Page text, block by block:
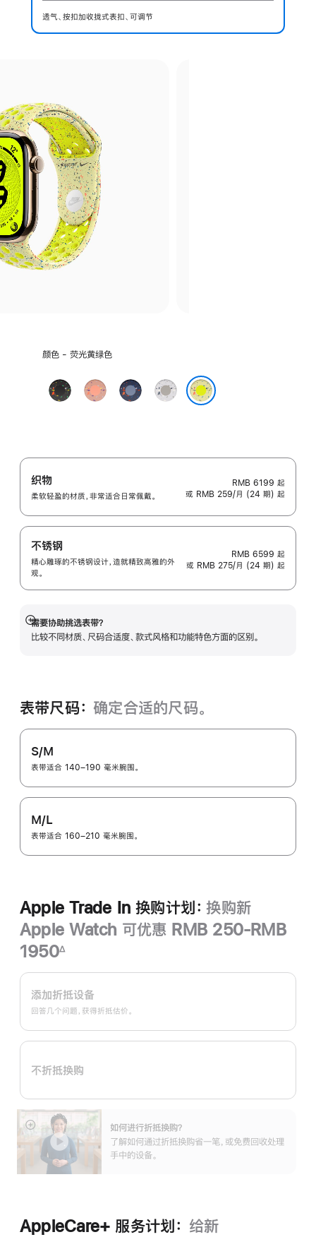
透气、按扣加收拢式表扣、可调节
选
色:
颜色 - 荧光黄绿色
午
夜
山
霞
缎
带
朦
胧
织物
柔软轻盈的材质，非常适合日常佩戴。
RMB 6199 起
或 RMB 259/月 (24 期) 起
不锈钢
精心雕琢的不锈钢设计，造就精致高雅的外
观。
RMB 6599 起
或 RMB 275/月 (24 期) 起
需要协助挑选表带？
比较不同材质、尺码合适度、款式风格和功能特色方面的区别。
展
开
表带尺码： 确定合适的尺码。
S/M
表带适合 140–190 毫米腕围。
M/L
表带适合 160–210 毫米腕围。
Apple Trade In 换购计划： 换购新
Apple Watch 可优惠 RMB 250-RMB
1950
注
∆
Apple
Trade
换
购
划：
添加折抵设备
回答几个问题，获得折抵估价。
不折抵换购
如何进行折抵换购？
了解如何通过折抵换购省一笔，或免费回收处理
手中的设备。
展
AppleCare+ 服务计划： 给新